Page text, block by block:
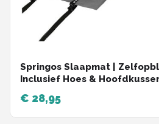
Springos Slaapmat |
Inclusief Hoes &
€ 28,95